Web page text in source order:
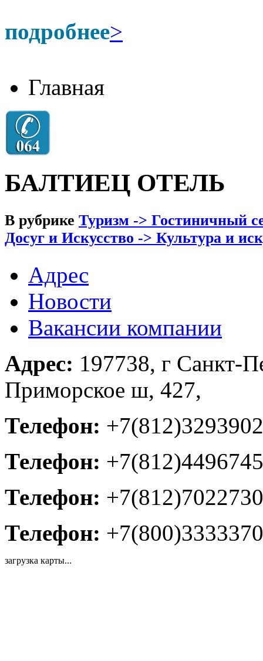
подробнее>
Главная
БАЛТИЕЦ ОТЕЛЬ
В рубрике Туризм -> Гостиничный
Досуг и Искусство -> Культура и
Адрес
Новости
Вакансии компании
Адрес: 197738, г Санкт-
Приморское ш, 427,
Телефон: +7(812)3293902
Телефон: +7(812)4496745
Телефон: +7(812)7022730
Телефон: +7(800)3333370
загрузка карты...